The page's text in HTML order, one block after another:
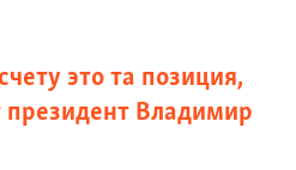
это та позиция,
президент Владимир